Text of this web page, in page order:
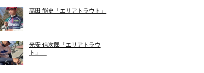
高田 能史「エリアトラウト」
光安 信次郎「エリアトラウ
ト」